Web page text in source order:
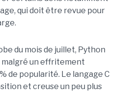
qui doit être revue pour
du mois de juillet, Python
un effritement
de popularité. Le langage C
et creuse un peu plus